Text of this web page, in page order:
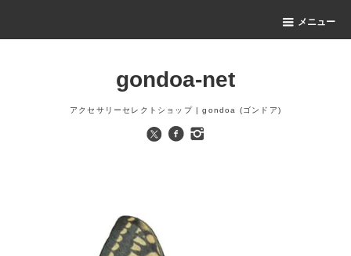
メニュー
gondoa-net
アクセサリーセレクトショップ | gondoa (ゴンドア)